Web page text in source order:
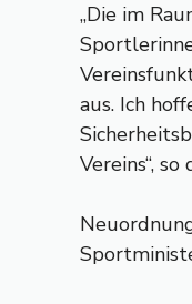
„Die im
aus. Ich
Vereins“,